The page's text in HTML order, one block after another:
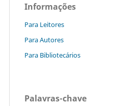
Informações
Para Leitores
Para Autores
Para Bibliotecários
Palavras-chave